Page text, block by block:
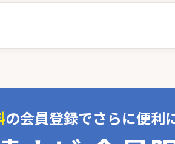
の会員登録でさらに便利